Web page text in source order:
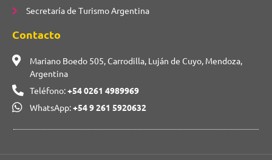
Secretaría de Turismo Argentina
Contacto
Mariano Boedo 505, Carrodilla, Luján de Cuyo, Mendoza,
Argentina
Teléfono:+54 0261 4989969
WhatsApp:+54 9 261 5920632